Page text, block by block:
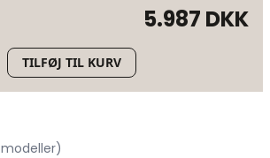
5.987 DKK
TILFØJ TIL KURV
modeller)